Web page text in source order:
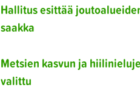
Hallitus esittää
saakka
Metsien kasvun ja
valittu